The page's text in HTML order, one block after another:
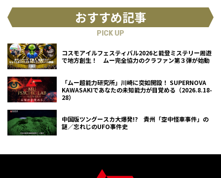
おすすめ記事
PICK UP
コスモアイルフェスティバル2026と能登ミステリー周遊
で地方創生！ ムー完全協力のクラファン第３弾が始動
「ムー超能力研究所」川崎に突如開設！ SUPERNOVA
KAWASAKIであなたの未知能力が目覚める（2026.8.18-
28）
中国版ツングースカ大爆発!? 貴州「空中怪車事件」の
謎／忘れじのUFO事件史